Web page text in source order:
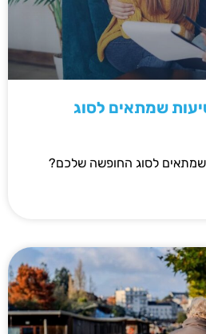
שמתאים לסוג
שמתאים לסוג החופשה שלכם?